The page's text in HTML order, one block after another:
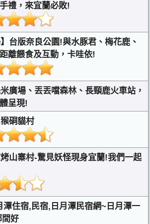
禮，來宜蘭必敗!
】台版奈良公園!與水豚君、梅花鹿、
離餵食及互動，卡哇依!
米廣場、丟丟噹森林、長頸鹿火車站，
呈現!
猴硐貓村
烤山寨村-驚見妖怪現身宜蘭!我們一起
潭住宿,民宿,日月潭民宿網~日月潭一
間好